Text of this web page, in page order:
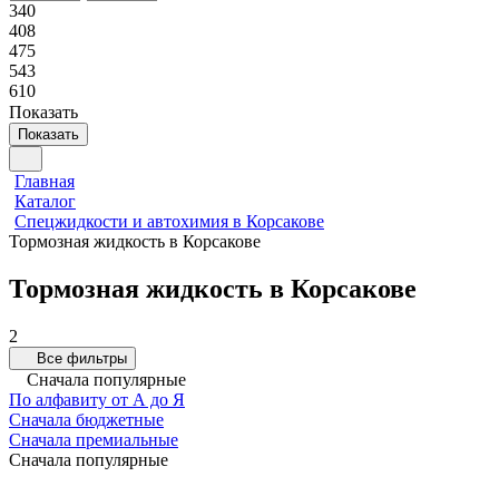
340
408
475
543
610
Показать
Показать
Главная
Каталог
Спецжидкости и автохимия в Корсакове
Тормозная жидкость в Корсакове
Тормозная жидкость в Корсакове
2
Все фильтры
Сначала популярные
По алфавиту от А до Я
Сначала бюджетные
Сначала премиальные
Сначала популярные